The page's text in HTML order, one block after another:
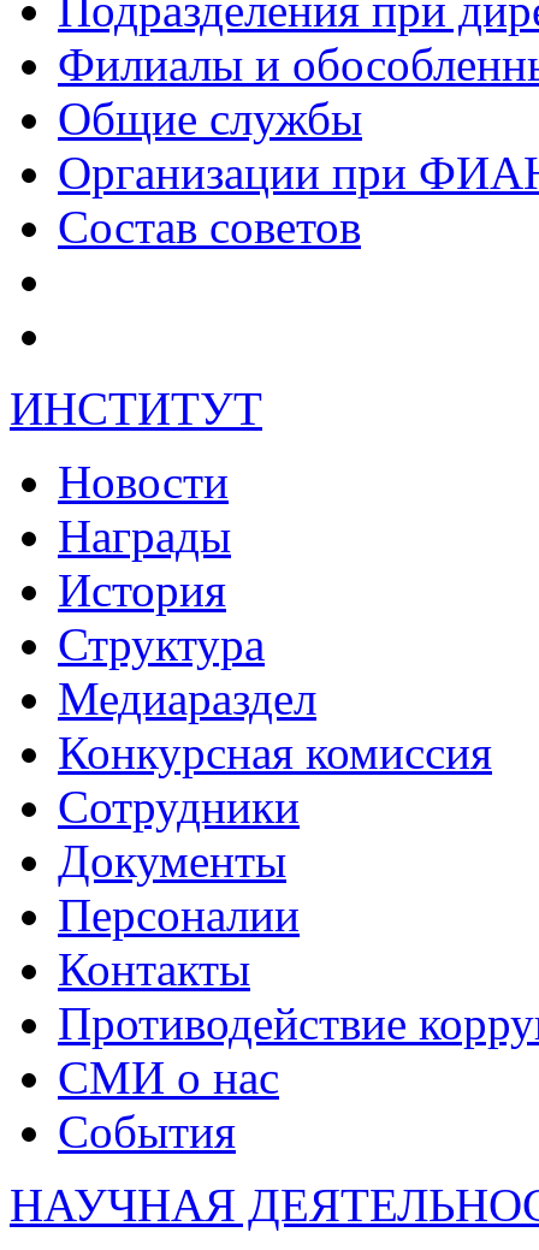
Филиалы и
Общие службы
Организации при
Состав советов
ИНСТИТУТ
Новости
Награды
История
Структура
Медиараздел
Конкурсная комиссия
Сотрудники
Документы
Персоналии
Контакты
Противодействие
СМИ о нас
События
НАУЧНАЯ